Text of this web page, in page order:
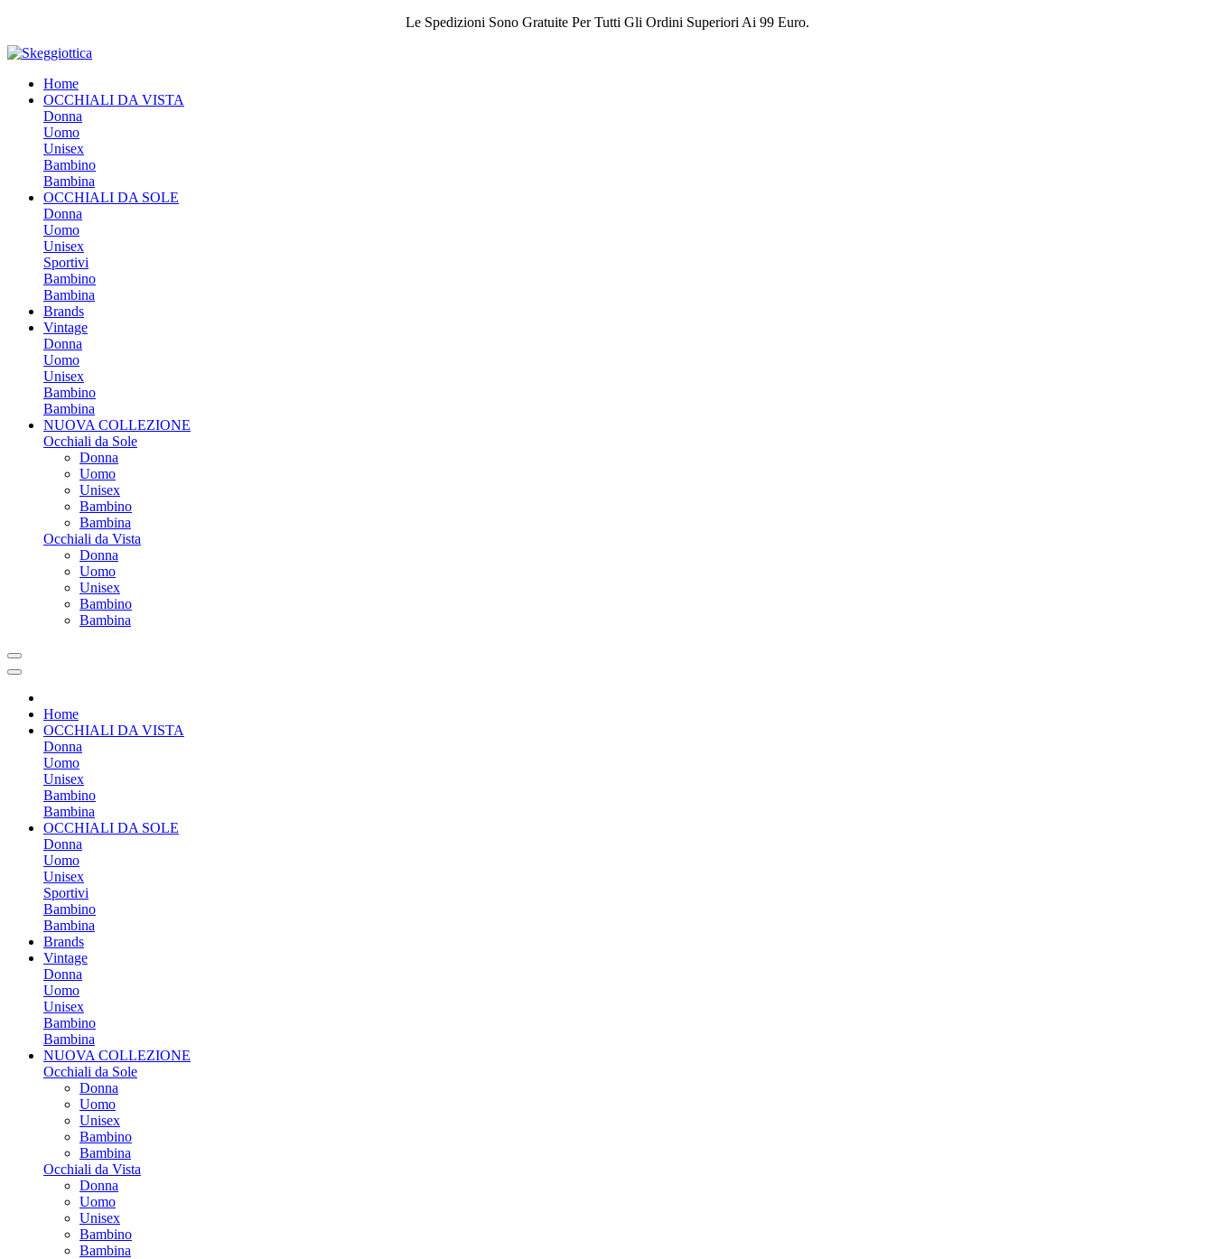
Le Spedizioni Sono Gratuite Per Tutti Gli Ordini Superiori Ai 99 Euro.
Home
OCCHIALI DA VISTA
Donna
Uomo
Unisex
Bambino
Bambina
OCCHIALI DA SOLE
Donna
Uomo
Unisex
Sportivi
Bambino
Bambina
Brands
Vintage
Donna
Uomo
Unisex
Bambino
Bambina
NUOVA COLLEZIONE
Occhiali da Sole
Donna
Uomo
Unisex
Bambino
Bambina
Occhiali da Vista
Donna
Uomo
Unisex
Bambino
Bambina
Home
OCCHIALI DA VISTA
Donna
Uomo
Unisex
Bambino
Bambina
OCCHIALI DA SOLE
Donna
Uomo
Unisex
Sportivi
Bambino
Bambina
Brands
Vintage
Donna
Uomo
Unisex
Bambino
Bambina
NUOVA COLLEZIONE
Occhiali da Sole
Donna
Uomo
Unisex
Bambino
Bambina
Occhiali da Vista
Donna
Uomo
Unisex
Bambino
Bambina